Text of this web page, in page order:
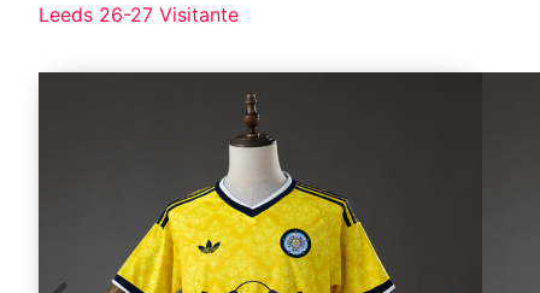
Leeds 26-27 Visitante